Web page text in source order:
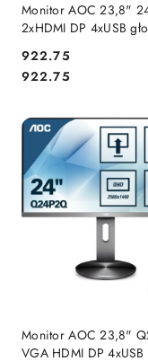
Monitor AOC 23,8"
2xHDMI DP 4xUSB
Cena:
922.75
Cena:
922.75
Monitor AOC 23,8"
VGA HDMI DP 4xUSB